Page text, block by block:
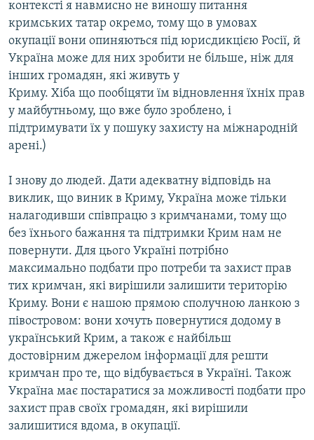
контексті я навмисно не виношу питання
кримських татар окремо, тому що в умовах
окупації вони опиняються під юрисдикцією Росії, й
Україна може для них зробити не більше, ніж для
інших громадян, які живуть у
Криму. Хіба що пообіцяти їм відновлення їхніх прав
у майбутньому, що вже було зроблено, і
підтримувати їх у пошуку захисту на міжнародній
арені.)
І знову до людей. Дати адекватну відповідь на
виклик, що виник в Криму, Україна може тільки
налагодивши співпрацю з кримчанами, тому що
без їхнього бажання та підтримки Крим нам не
повернути. Для цього Україні потрібно
максимально подбати про потреби та захист прав
тих кримчан, які вирішили залишити територію
Криму. Вони є нашою прямою сполучною ланкою з
півостровом: вони хочуть повернутися додому в
український Крим, а також є найбільш
достовірним джерелом інформації для решти
кримчан про те, що відбувається в Україні. Також
Україна має постаратися за можливості подбати про
захист прав своїх громадян, які вирішили
залишитися вдома, в окупації.